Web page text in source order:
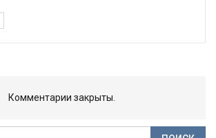
Комментарии закрыты.